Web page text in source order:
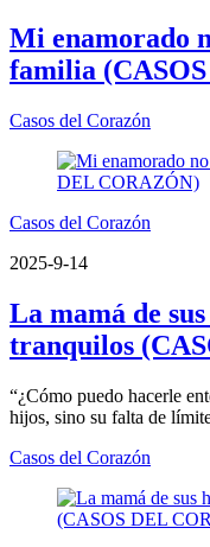
Mi enamorado
familia
Casos del Corazón
Casos del Corazón
2025-9-14
La mamá de
tranquilos
“¿Cómo puedo hacerle
hijos, sino su falta de
Casos del Corazón